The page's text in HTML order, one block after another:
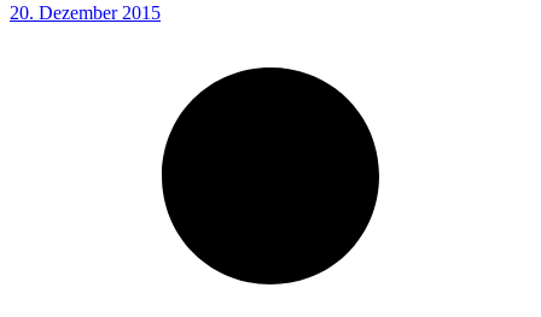
20. Dezember 2015